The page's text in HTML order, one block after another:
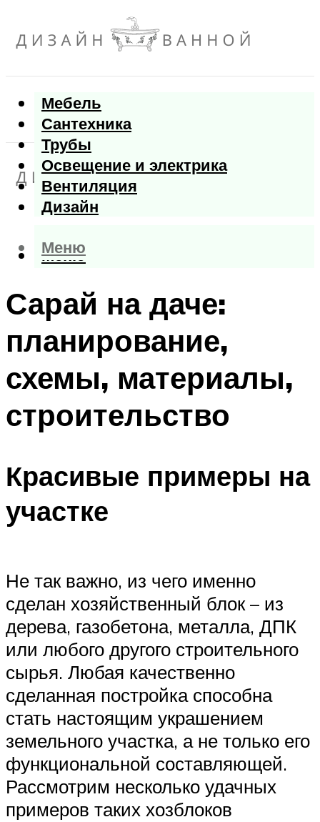
Мебель
Сантехника
Трубы
Освещение и электрика
Вентиляция
Дизайн
Меню
Меню
Сарай на даче:
планирование,
схемы, материалы,
строительство
Красивые примеры на
участке
Не так важно, из чего именно
сделан хозяйственный блок – из
дерева, газобетона, металла, ДПК
или любого другого строительного
сырья. Любая качественно
сделанная постройка способна
стать настоящим украшением
земельного участка, а не только его
функциональной составляющей.
Рассмотрим несколько удачных
примеров таких хозблоков